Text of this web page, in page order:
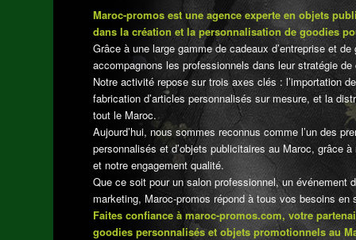
Maroc-promos est une agence experte en objets
dans la création et la personnalisation de goodies
Grâce à une large gamme de cadeaux d’entreprise et
accompagnons les professionnels dans leur stratégie de
Notre activité repose sur trois axes clés : l’importation
fabrication d’articles personnalisés sur mesure, et la
tout le Maroc.
Aujourd’hui, nous sommes reconnus comme l’un des
personnalisés et d’objets publicitaires au Maroc, grâce
et notre engagement qualité.
Que ce soit pour un salon professionnel, un événement
marketing, Maroc-promos répond à tous vos besoins en
Faites confiance à maroc-promos.com, votre
goodies personnalisés et objets promotionnels au